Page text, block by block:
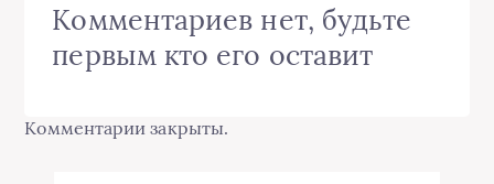
Комментариев нет, будьте
первым кто его оставит
Комментарии закрыты.